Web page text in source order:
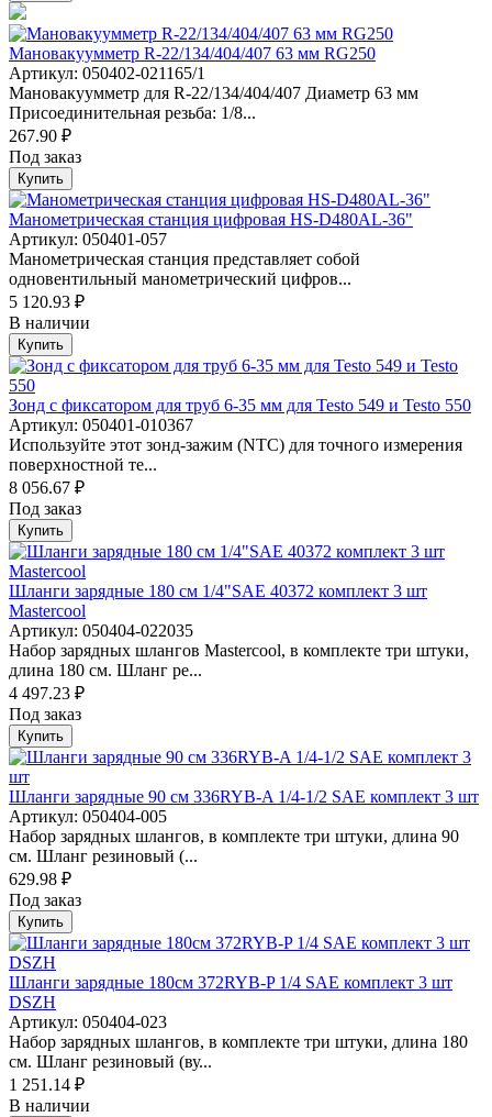
Мановакуумметр R-22/134/404/407 63 мм RG250
Артикул: 050402-021165/1
Мановакуумметр для R-22/134/404/407 Диаметр 63 мм
Присоединительная резьба: 1/8...
267.90 ₽
Под заказ
Купить
Манометрическая станция цифровая HS-D480AL-36"
Артикул: 050401-057
Манометрическая станция представляет собой
одновентильный манометрический цифров...
5 120.93 ₽
В наличии
Купить
Зонд с фиксатором для труб 6-35 мм для Testo 549 и Testo 550
Артикул: 050401-010367
Используйте этот зонд-зажим (NTC) для точного измерения
поверхностной те...
8 056.67 ₽
Под заказ
Купить
Шланги зарядные 180 см 1/4"SAE 40372 комплект 3 шт
Mastercool
Артикул: 050404-022035
Набор зарядных шлангов Mastercool, в комплекте три штуки,
длина 180 см. Шланг ре...
4 497.23 ₽
Под заказ
Купить
Шланги зарядные 90 см 336RYB-A 1/4-1/2 SAE комплект 3 шт
Артикул: 050404-005
Набор зарядных шлангов, в комплекте три штуки, длина 90
см. Шланг резиновый (...
629.98 ₽
Под заказ
Купить
Шланги зарядные 180см 372RYB-P 1/4 SAE комплект 3 шт
DSZH
Артикул: 050404-023
Набор зарядных шлангов, в комплекте три штуки, длина 180
см. Шланг резиновый (ву...
1 251.14 ₽
В наличии